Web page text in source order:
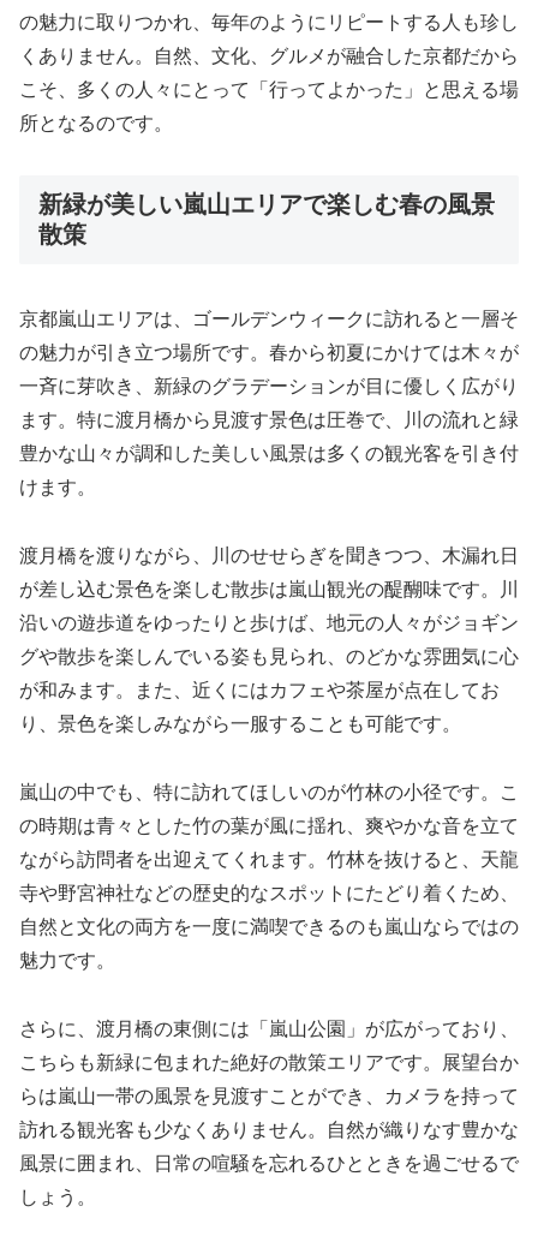
の魅力に取りつかれ、毎年のようにリピートする人も珍し
くありません。自然、文化、グルメが融合した京都だから
こそ、多くの人々にとって「行ってよかった」と思える場
所となるのです。
新緑が美しい嵐山エリアで楽しむ春の風景
散策
京都嵐山エリアは、ゴールデンウィークに訪れると一層そ
の魅力が引き立つ場所です。春から初夏にかけては木々が
一斉に芽吹き、新緑のグラデーションが目に優しく広がり
ます。特に渡月橋から見渡す景色は圧巻で、川の流れと緑
豊かな山々が調和した美しい風景は多くの観光客を引き付
けます。
渡月橋を渡りながら、川のせせらぎを聞きつつ、木漏れ日
が差し込む景色を楽しむ散歩は嵐山観光の醍醐味です。川
沿いの遊歩道をゆったりと歩けば、地元の人々がジョギン
グや散歩を楽しんでいる姿も見られ、のどかな雰囲気に心
が和みます。また、近くにはカフェや茶屋が点在してお
り、景色を楽しみながら一服することも可能です。
嵐山の中でも、特に訪れてほしいのが竹林の小径です。こ
の時期は青々とした竹の葉が風に揺れ、爽やかな音を立て
ながら訪問者を出迎えてくれます。竹林を抜けると、天龍
寺や野宮神社などの歴史的なスポットにたどり着くため、
自然と文化の両方を一度に満喫できるのも嵐山ならではの
魅力です。
さらに、渡月橋の東側には「嵐山公園」が広がっており、
こちらも新緑に包まれた絶好の散策エリアです。展望台か
らは嵐山一帯の風景を見渡すことができ、カメラを持って
訪れる観光客も少なくありません。自然が織りなす豊かな
風景に囲まれ、日常の喧騒を忘れるひとときを過ごせるで
しょう。